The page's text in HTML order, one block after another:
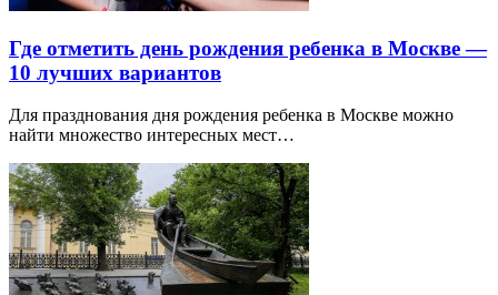
Где отметить день рождения ребенка в Москве —
10 лучших вариантов
Для празднования дня рождения ребенка в Москве можно
найти множество интересных мест…